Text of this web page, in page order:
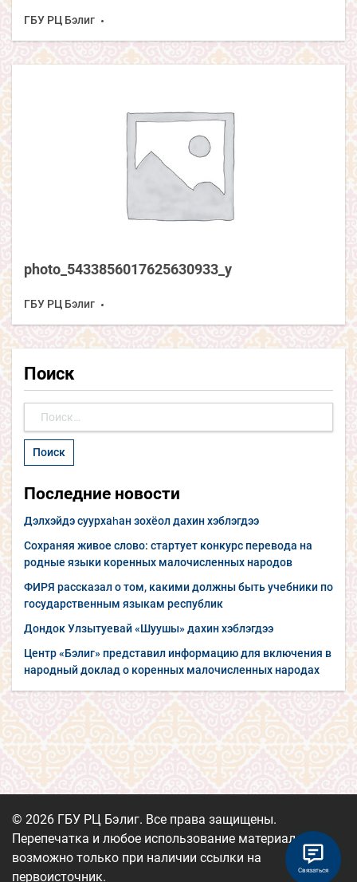
ГБУ РЦ Бэлиг
photo_5433856017625630933_y
ГБУ РЦ Бэлиг
Поиск
Последние новости
Дэлхэйдэ суурхаһан зохёол дахин хэблэгдээ
Сохраняя живое слово: стартует конкурс перевода на
родные языки коренных малочисленных народов
ФИРЯ рассказал о том, какими должны быть учебники по
государственным языкам республик
Дондок Улзытуевай «Шуушы» дахин хэблэгдээ
Центр «Бэлиг» представил информацию для включения в
народный доклад о коренных малочисленных народах
© 2026 ГБУ РЦ Бэлиг. Все права защищены.
Перепечатка и любое использование материалов
возможно только при наличии ссылки на
первоисточник.
Связаться